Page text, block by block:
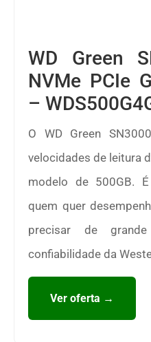
WD Green
NVMe PCIe
–
O WD Green
velocidades de leitura
modelo de 500GB.
quem quer
precisar de
confiabilidade da
Ver oferta →